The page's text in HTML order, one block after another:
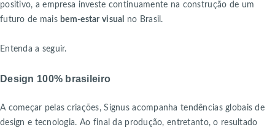
positivo, a empresa investe continuamente na construção de um
futuro de mais bem-estar visual no Brasil.
Entenda a seguir.
Design 100% brasileiro
A começar pelas criações, Signus acompanha tendências globais de
design e tecnologia. Ao final da produção, entretanto, o resultado